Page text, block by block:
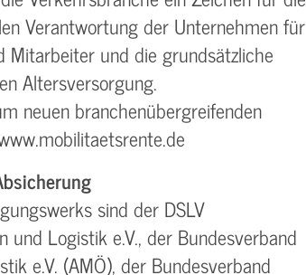
Verantwortung der Unternehmen für
Mitarbeiter und die grundsätzliche
Altersversorgung.
neuen branchenübergreifenden
sind der DSLV
und Logistik e.V., der Bundesverband
e.V. (AMÖ), der Bundesverband